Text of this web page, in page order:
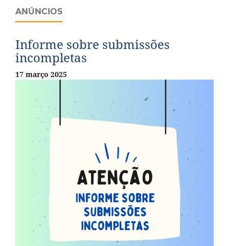
ANÚNCIOS
Informe sobre submissões
incompletas
17 março 2025